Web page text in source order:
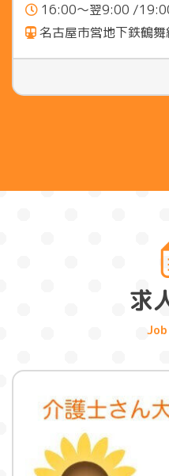
16:00～翌9:00 /
名古屋市営地下鉄鶴舞
求